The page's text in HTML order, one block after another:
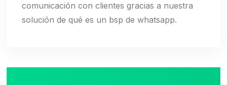
comunicación con clientes gracias a nuestra
solución de qué es un bsp de whatsapp.